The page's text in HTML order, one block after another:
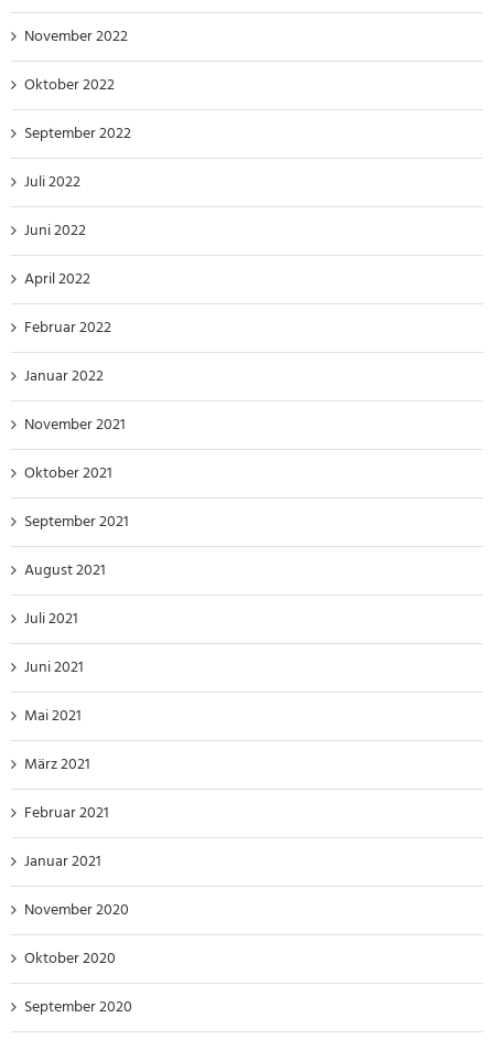
November 2022
Oktober 2022
September 2022
Juli 2022
Juni 2022
April 2022
Februar 2022
Januar 2022
November 2021
Oktober 2021
September 2021
August 2021
Juli 2021
Juni 2021
Mai 2021
März 2021
Februar 2021
Januar 2021
November 2020
Oktober 2020
September 2020